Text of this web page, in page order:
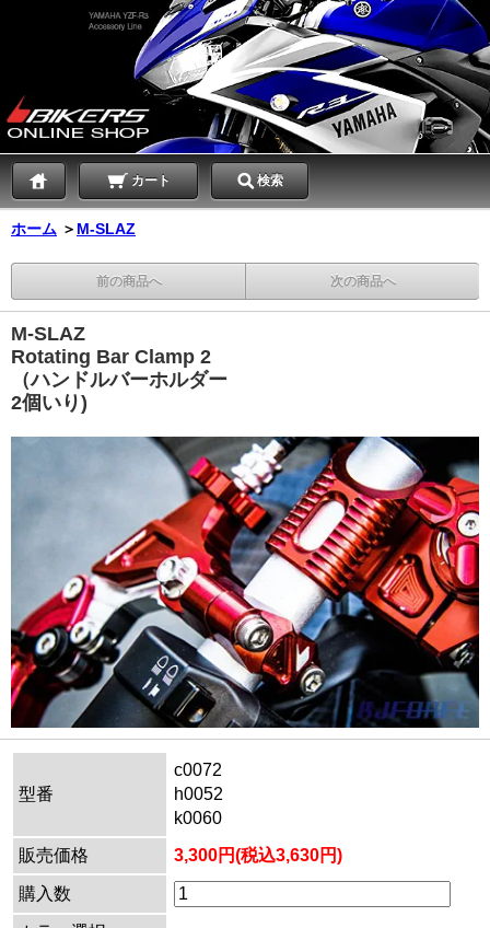
カート 検索
ホーム ＞ M-SLAZ
前の商品へ 次の商品へ
M-SLAZ
Rotating Bar Clamp 2
（ハンドルバーホルダー
2個いり)
型番
c0072
h0052
k0060
販売価格
3,300円(税込3,630円)
購入数